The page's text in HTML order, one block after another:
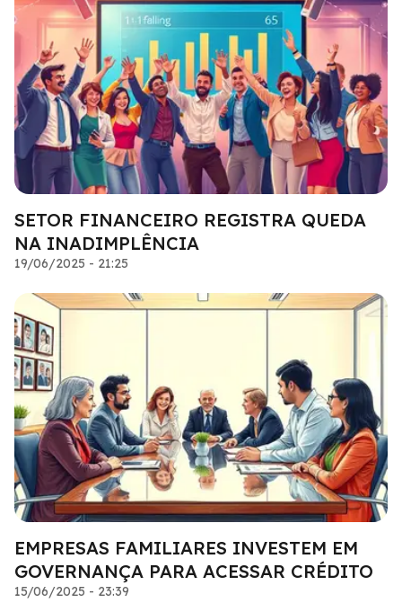
SETOR FINANCEIRO REGISTRA QUEDA
NA INADIMPLÊNCIA
19/06/2025 - 21:25
EMPRESAS FAMILIARES INVESTEM EM
GOVERNANÇA PARA ACESSAR CRÉDITO
15/06/2025 - 23:39